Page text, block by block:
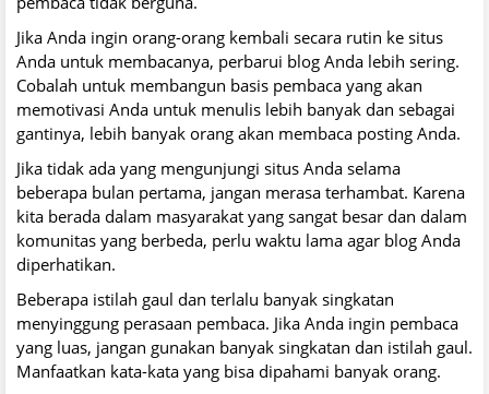
Jika Anda ingin orang-orang kembali secara rutin ke situs
Anda untuk membacanya, perbarui blog Anda lebih sering.
Cobalah untuk membangun basis pembaca yang akan
memotivasi Anda untuk menulis lebih banyak dan sebagai
gantinya, lebih banyak orang akan membaca posting Anda.
Jika tidak ada yang mengunjungi situs Anda selama
beberapa bulan pertama, jangan merasa terhambat. Karena
kita berada dalam masyarakat yang sangat besar dan dalam
komunitas yang berbeda, perlu waktu lama agar blog Anda
diperhatikan.
Beberapa istilah gaul dan terlalu banyak singkatan
menyinggung perasaan pembaca. Jika Anda ingin pembaca
yang luas, jangan gunakan banyak singkatan dan istilah gaul.
Manfaatkan kata-kata yang bisa dipahami banyak orang.